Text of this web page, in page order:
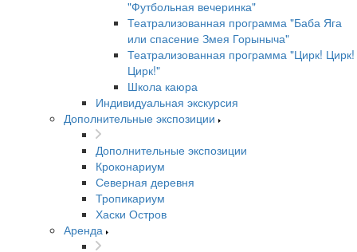
"Футбольная вечеринка"
Театрализованная программа "Баба Яга
или спасение Змея Горыныча"
Театрализованная программа "Цирк! Цирк!
Цирк!"
Школа каюра
Индивидуальная экскурсия
Дополнительные экспозиции
Дополнительные экспозиции
Кроконариум
Северная деревня
Тропикариум
Хаски Остров
Аренда